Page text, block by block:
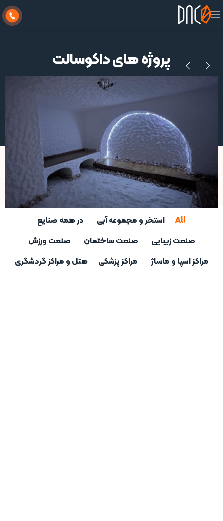
پروژه های داکوسالت
اسپا زینیا
All استخر و مجموعه آبی
در همه صنایع
صنعت زیبایی
صنعت ساختمان
صنعت ورزش
مراکز اسپا و ماساژ
مراکز پزشکی هتل و مراکز گردشگری